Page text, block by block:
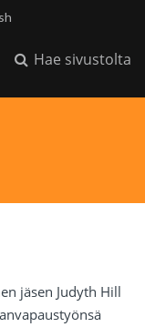
Hae sivustolta
jäsen Judyth Hill